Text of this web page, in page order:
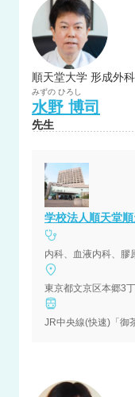
順天堂大学 形成外
みずの ひろし
水野 博司
先生
学校法人順天堂
東京都文京区本郷3